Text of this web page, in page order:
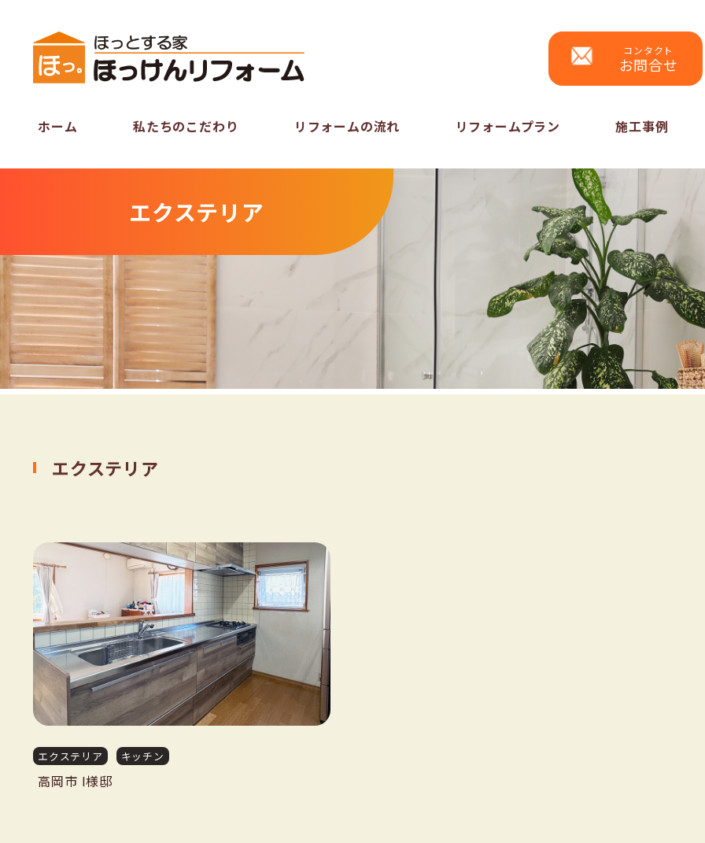
コンタクト
お問合せ
ホーム 私たちのこだわり リフォームの流れ リフォームプラン 施工事例
エクステリア
エクステリア
エクステリア キッチン
高岡市 I様邸